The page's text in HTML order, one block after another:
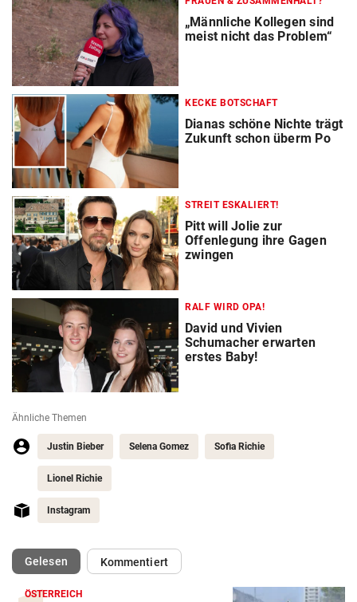
„Männliche Kollegen sind
meist nicht das Problem“
KECKE BOTSCHAFT
Dianas schöne Nichte trägt
Zukunft schon überm Po
STREIT ESKALIERT!
Pitt will Jolie zur
Offenlegung ihre Gagen
zwingen
RALF WIRD OPA!
David und Vivien
Schumacher erwarten
erstes Baby!
Ähnliche Themen
Justin Bieber Selena Gomez Sofia Richie
Lionel Richie
Instagram
Gelesen(ausgewählt)Kommentiert
ÖSTERREICH